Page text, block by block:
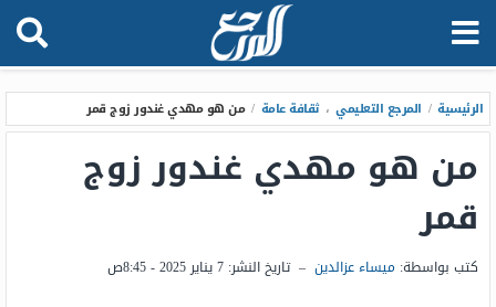
الرئيسية / المرجع التعليمي ، ثقافة عامة / من هو مهدي غندور زوج قمر
من هو مهدي غندور زوج
قمر
كتب بواسطة: ميساء عزالدين – تاريخ النشر: 7 يناير 2025 - 8:45ص